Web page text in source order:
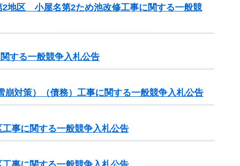
地区 小屋名第2ため池改修工事に関する一般競
する一般競争入札公告
対策）（債務）工事に関する一般競争入札公告
事に関する一般競争入札公告